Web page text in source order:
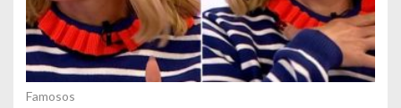
Famosos